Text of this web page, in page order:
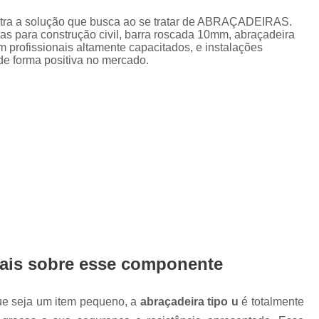
Abraçadeira para Tubulação
Abraçadeira Tubo de Aço
Abraçadeira em Tipo
Abraçadeira Tipo U
Abraçadeira Tipo U 4
a solução que busca ao se tratar de ABRAÇADEIRAS.
para construção civil, barra roscada 10mm, abraçadeira
profissionais altamente capacitados, e instalações
forma positiva no mercado.
sobre esse componente
seja um item pequeno, a abraçadeira tipo u é totalmente